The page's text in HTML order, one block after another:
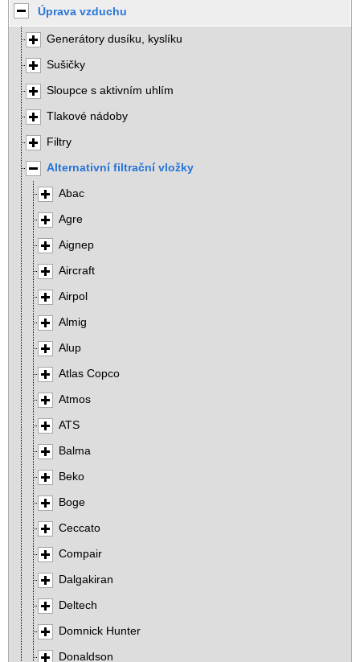
Úprava vzduchu
Generátory dusíku, kyslíku
Sušičky
Sloupce s aktivním uhlím
Tlakové nádoby
Filtry
Alternativní filtrační vložky
Abac
Agre
Aignep
Aircraft
Airpol
Almig
Alup
Atlas Copco
Atmos
ATS
Balma
Beko
Boge
Ceccato
Compair
Dalgakiran
Deltech
Domnick Hunter
Donaldson